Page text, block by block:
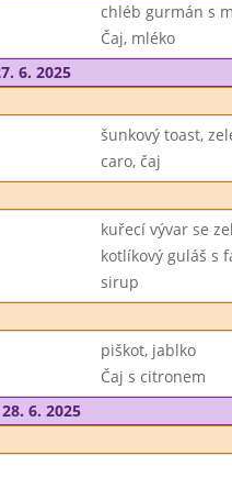
chléb gurmán s
Čaj, mléko
6. 2025
šunkový toast,
caro, čaj
kuřecí vývar se
kotlíkový guláš s
sirup
piškot, jablko
Čaj s citronem
6. 2025